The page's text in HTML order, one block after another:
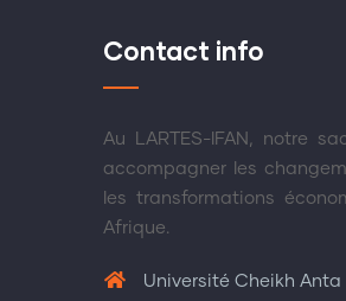
Contact info
Au LARTES-IFAN, notre
accompagner les
les transformations
Afrique.
Université Cheikh